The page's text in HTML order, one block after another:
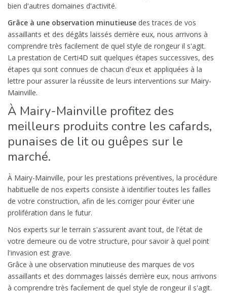
bien d'autres domaines d'activité.
Grâce à une observation minutieuse des traces de vos
assaillants et des dégâts laissés derrière eux, nous arrivons à
comprendre très facilement de quel style de rongeur il s'agit.
La prestation de Certi4D suit quelques étapes successives, des
étapes qui sont connues de chacun d'eux et appliquées à la
lettre pour assurer la réussite de leurs interventions sur Mairy-
Mainville.
À Mairy-Mainville profitez des
meilleurs produits contre les cafards,
punaises de lit ou guêpes sur le
marché.
À Mairy-Mainville, pour les prestations préventives, la procédure
habituelle de nos experts consiste à identifier toutes les failles
de votre construction, afin de les corriger pour éviter une
prolifération dans le futur.
Nos experts sur le terrain s'assurent avant tout, de l'état de
votre demeure ou de votre structure, pour savoir à quel point
l'invasion est grave.
Grâce à une observation minutieuse des marques de vos
assaillants et des dommages laissés derrière eux, nous arrivons
à comprendre très facilement de quel style de rongeur il s'agit.